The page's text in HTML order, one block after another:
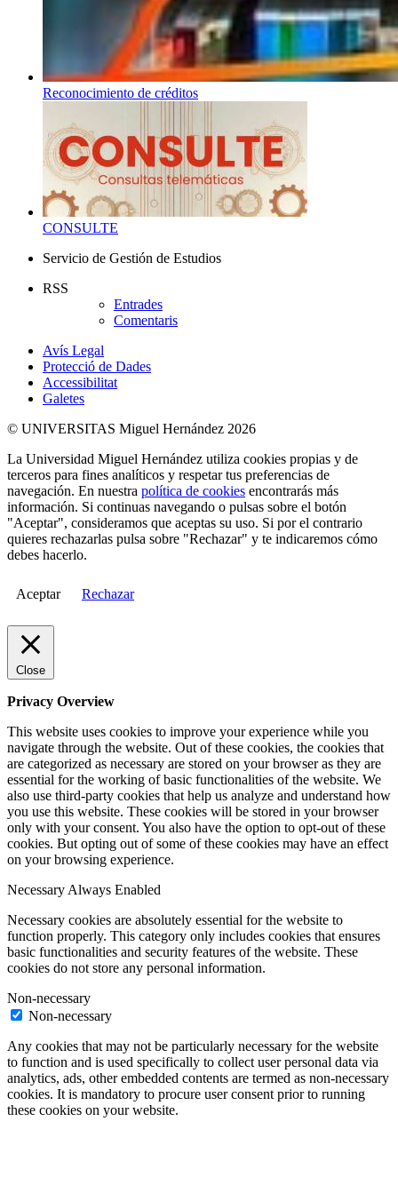
Reconocimiento de créditos
CONSULTE
Servicio de Gestión de Estudios
RSS
Entrades
Comentaris
Avís Legal
Protecció de Dades
Accessibilitat
Galetes
© UNIVERSITAS Miguel Hernández 2026
La Universidad Miguel Hernández utiliza cookies propias y de
terceros para fines analíticos y respetar tus preferencias de
navegación. En nuestra política de cookies encontrarás más
información. Si continuas navegando o pulsas sobre el botón
"Aceptar", consideramos que aceptas su uso. Si por el contrario
quieres rechazarlas pulsa sobre "Rechazar" y te indicaremos cómo
debes hacerlo.
Aceptar Rechazar
Close
Privacy Overview
This website uses cookies to improve your experience while you
navigate through the website. Out of these cookies, the cookies that
are categorized as necessary are stored on your browser as they are
essential for the working of basic functionalities of the website. We
also use third-party cookies that help us analyze and understand how
you use this website. These cookies will be stored in your browser
only with your consent. You also have the option to opt-out of these
cookies. But opting out of some of these cookies may have an effect
on your browsing experience.
Necessary Always Enabled
Necessary cookies are absolutely essential for the website to
function properly. This category only includes cookies that ensures
basic functionalities and security features of the website. These
cookies do not store any personal information.
Non-necessary
Non-necessary
Any cookies that may not be particularly necessary for the website
to function and is used specifically to collect user personal data via
analytics, ads, other embedded contents are termed as non-necessary
cookies. It is mandatory to procure user consent prior to running
these cookies on your website.